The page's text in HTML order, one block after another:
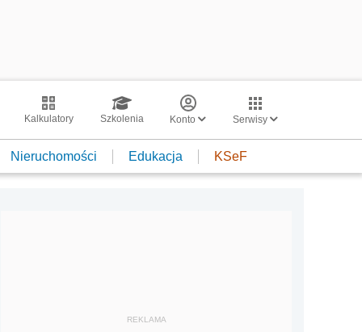
Kalkulatory Szkolenia Konto Serwisy
Nieruchomości Edukacja KSeF
REKLAMA